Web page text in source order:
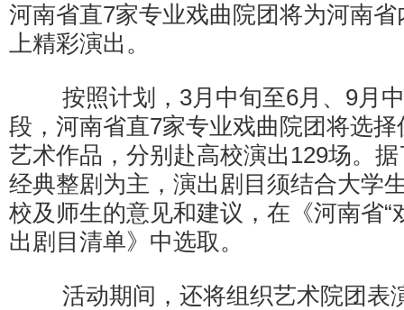
河南省直7家专业戏曲院团将为河南
上精彩演出。
按照计划，3月中旬至6月、9月中
段，河南省直7家专业戏曲院团将选
艺术作品，分别赴高校演出129场。
经典整剧为主，演出剧目须结合大学
校及师生的意见和建议，在《河南省“
出剧目清单》中选取。
活动期间，还将组织艺术院团表